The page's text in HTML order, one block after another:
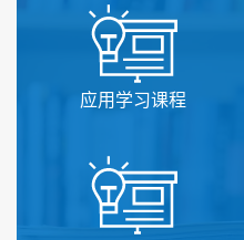
应用学习课程